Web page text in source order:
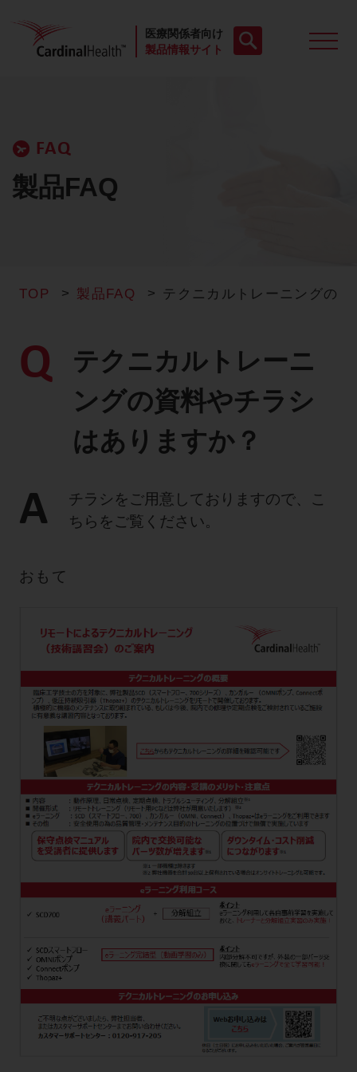
医療関係者向け
製品情報サイト
製品に関するお知らせ
添付文書
お問い合わせ
FAQ
製品FAQ
TOP 製品FAQ テクニカルトレーニングの
Q
テクニカルトレーニ
ングの資料やチラシ
はありますか？
A
チラシをご用意しておりますので、こ
ちらをご覧ください。
おもて